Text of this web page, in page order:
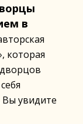
в
которая
увидите